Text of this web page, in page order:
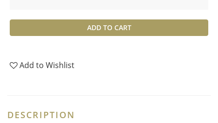
ADD TO CART
Add to Wishlist
DESCRIPTION